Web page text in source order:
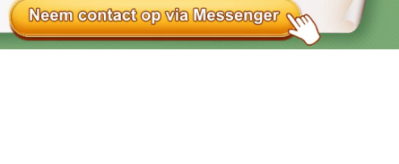
door de Schepper, ‘namen ze bezit van de
want de Schepper had hun grenzen al vastgelegd
minachtend. Ze werden ‘wilde dieren’
zij echt wild, bruut en ontembaar waren. Ze